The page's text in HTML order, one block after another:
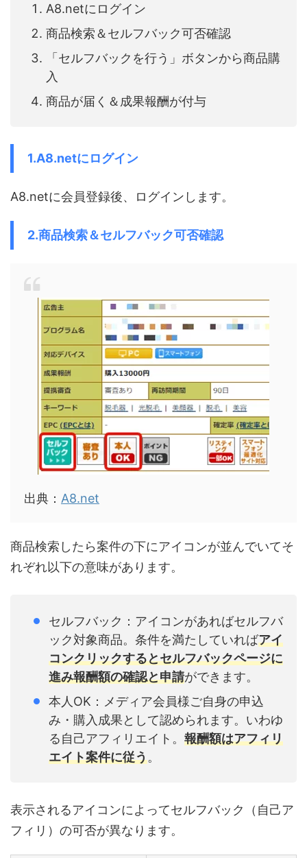
A8.netにログイン
商品検索＆セルフバック可否確認
「セルフバックを行う」ボタンから商品購
入
商品が届く＆成果報酬が付与
1.A8.netにログイン
A8.netに会員登録後、ログインします。
2.商品検索＆セルフバック可否確認
出典： A8.net
商品検索したら案件の下にアイコンが並んでいてそ
れぞれ以下の意味があります。
セルフバック：アイコンがあればセルフバ
ック対象商品。条件を満たしていればアイ
コンクリックするとセルフバックページに
進み報酬額の確認と申請ができます。
本人OK：メディア会員様ご自身の申込
み・購入成果として認められます。いわゆ
る自己アフィリエイト。 報酬額はアフィリ
エイト案件に従う。
表示されるアイコンによってセルフバック（自己ア
フィリ）の可否が異なります。